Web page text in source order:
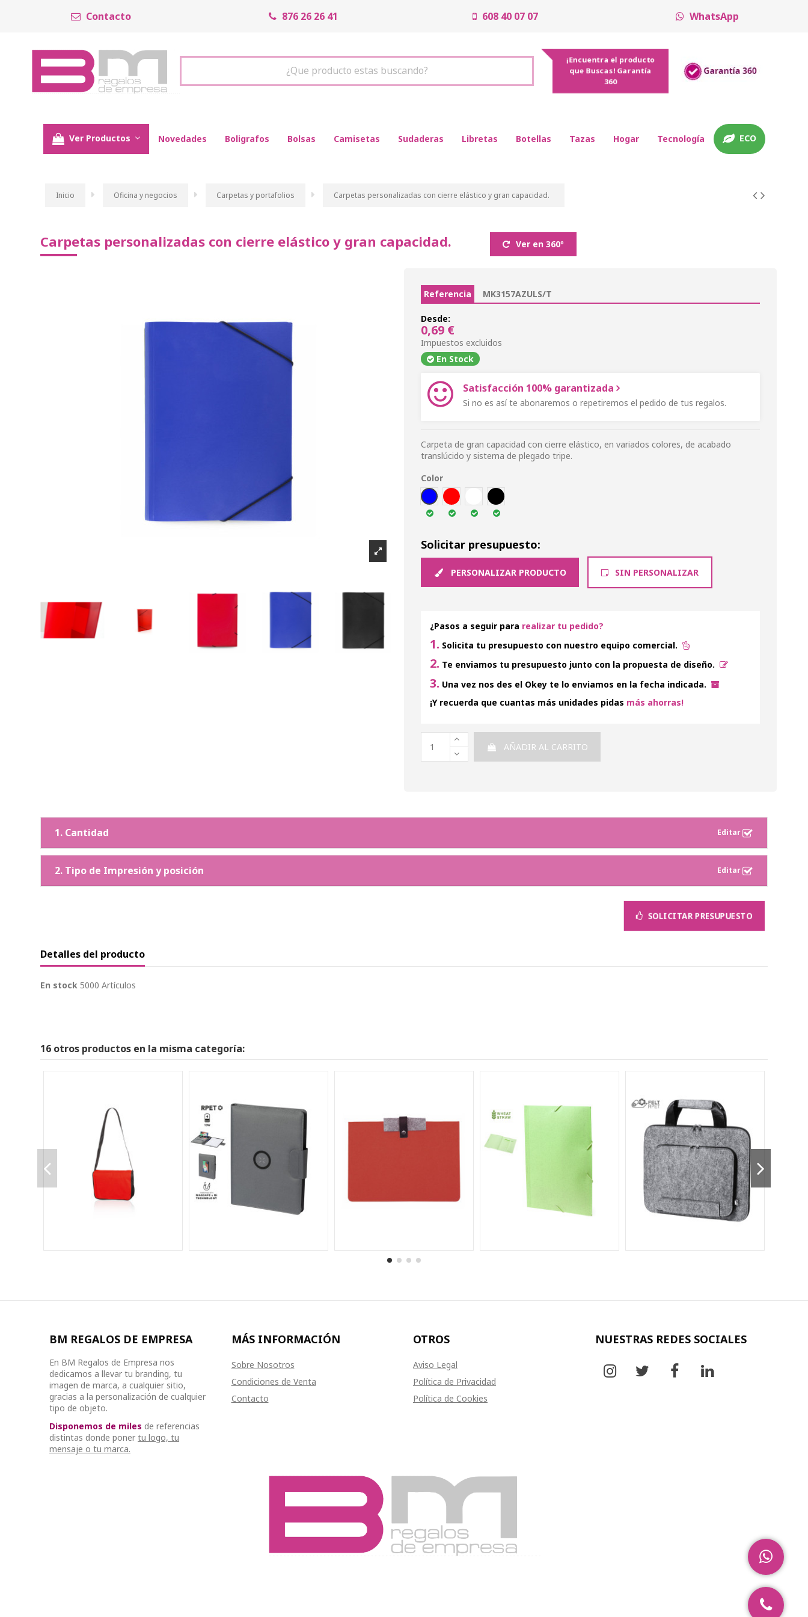
Contacto 876 26 26 41 608 40 07 07 WhatsApp
¿Que producto estas buscando?
¡Encuentra el producto
que Buscas! Garantía
360
Ver Productos Novedades Boligrafos Bolsas Camisetas Sudaderas Libretas Botellas Tazas Hogar Tecnología ECO
Inicio Oficina y negocios Carpetas y portafolios Carpetas personalizadas con cierre elástico y gran capacidad.
Carpetas personalizadas con cierre elástico y gran capacidad. Ver en 360º
Referencia MK3157AZULS/T
Desde:
0,69 €
Impuestos excluidos
En Stock
Satisfacción 100% garantizada
Si no es así te abonaremos o repetiremos el pedido de tus regalos.
Carpeta de gran capacidad con cierre elástico, en variados colores, de acabado
translúcido y sistema de plegado tripe.
Color
AZUL
ROJ BLA NEG
Solicitar presupuesto:
PERSONALIZAR PRODUCTO SIN PERSONALIZAR
¿Pasos a seguir para realizar tu pedido?
1. Solicita tu presupuesto con nuestro equipo comercial.
2. Te enviamos tu presupuesto junto con la propuesta de diseño.
3. Una vez nos des el Okey te lo enviamos en la fecha indicada.
¡Y recuerda que cuantas más unidades pidas más ahorras!
AÑADIR AL CARRITO
1. Cantidad
2. Tipo de Impresión y posición
SOLICITAR PRESUPUESTO
Detalles del producto
En stock 5000 Artículos
16 otros productos en la misma categoría:
BM REGALOS DE EMPRESA
En BM Regalos de Empresa nos
dedicamos a llevar tu branding, tu
imagen de marca, a cualquier sitio,
gracias a la personalización de cualquier
tipo de objeto.
Disponemos de miles de referencias
distintas donde poner tu logo, tu
mensaje o tu marca.
MÁS INFORMACIÓN
Sobre Nosotros
Condiciones de Venta
Contacto
OTROS
Aviso Legal
Política de Privacidad
Política de Cookies
NUESTRAS REDES SOCIALES